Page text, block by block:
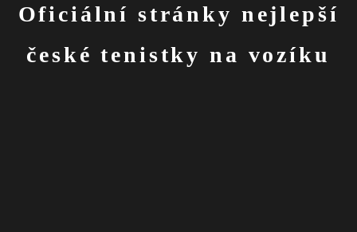
Oficiální stránky nejlepší
české tenistky na vozíku